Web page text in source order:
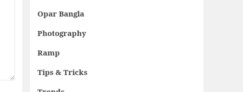
Opar Bangla
Photography
Ramp
Tips & Tricks